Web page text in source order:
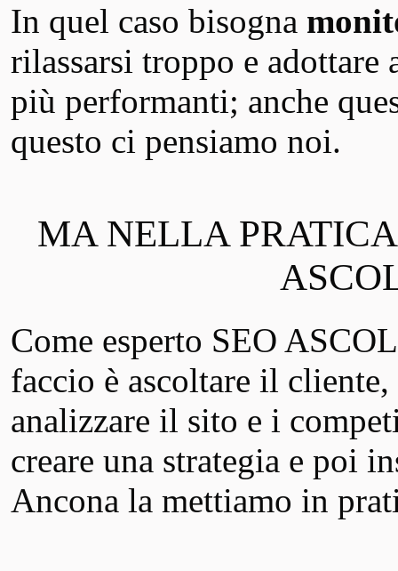
In quel caso bisogna
rilassarsi troppo e adottare
più performanti; anche
questo ci pensiamo noi.
MA NELLA
Come esperto SEO
faccio è ascoltare il
analizzare il sito e i
creare una strategia e poi
Ancona la mettiamo in